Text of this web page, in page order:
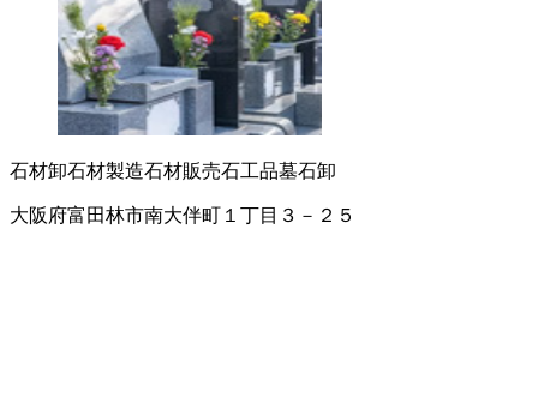
石材卸石材製造石材販売石工品墓石卸
大阪府富田林市南大伴町１丁目３－２５